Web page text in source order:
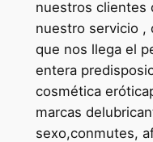
nuestros clientes
nuestro servicio ,
que nos llega el
entera
cosmética
marcas
sexo,conmutes,